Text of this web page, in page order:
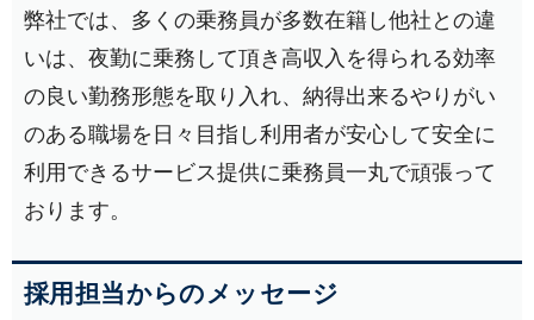
弊社では、多くの乗務員が多数在籍し他社との違
いは、夜勤に乗務して頂き高収入を得られる効率
の良い勤務形態を取り入れ、納得出来るやりがい
のある職場を日々目指し利用者が安心して安全に
利用できるサービス提供に乗務員一丸で頑張って
おります。
採用担当からのメッセージ